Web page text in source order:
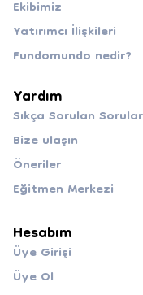
Ekibimiz
Yatırımcı İlişkileri
Fundomundo nedir?
Yardım
Sıkça Sorulan Sorular
Bize ulaşın
Öneriler
Eğitmen Merkezi
Hesabım
Üye Girişi
Üye Ol